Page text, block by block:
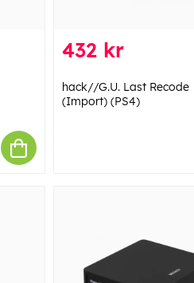
432 kr
hack//G.U. Last Recode
(Import) (PS4)